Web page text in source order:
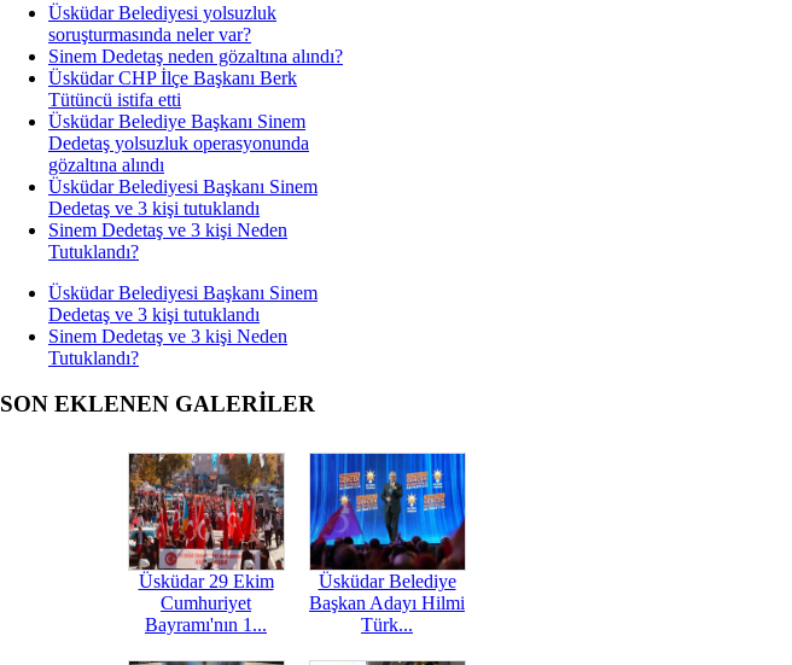
Üsküdar Belediyesi yolsuzluk
soruşturmasında neler var?
Sinem Dedetaş neden gözaltına alındı?
Üsküdar CHP İlçe Başkanı Berk
Tütüncü istifa etti
Üsküdar Belediye Başkanı Sinem
Dedetaş yolsuzluk operasyonunda
gözaltına alındı
Üsküdar Belediyesi Başkanı Sinem
Dedetaş ve 3 kişi tutuklandı
Sinem Dedetaş ve 3 kişi Neden
Tutuklandı?
Üsküdar Belediyesi Başkanı Sinem
Dedetaş ve 3 kişi tutuklandı
Sinem Dedetaş ve 3 kişi Neden
Tutuklandı?
SON EKLENEN GALERİLER
Üsküdar 29 Ekim
Cumhuriyet
Bayramı'nın 1...
Üsküdar Belediye
Başkan Adayı Hilmi
Türk...